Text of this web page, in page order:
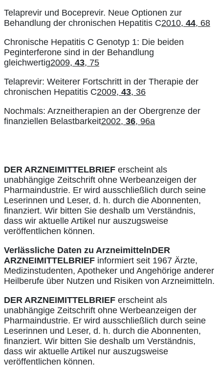
Telaprevir und Boceprevir. Neue Optionen zur
Behandlung der chronischen Hepatitis C2010, 44, 68
Chronische Hepatitis C Genotyp 1: Die beiden
Peginterferone sind in der Behandlung
gleichwertig2009, 43, 75
Telaprevir: Weiterer Fortschritt in der Therapie der
chronischen Hepatitis C2009, 43, 36
Nochmals: Arzneitherapien an der Obergrenze der
finanziellen Belastbarkeit2002, 36, 96a
DER ARZNEIMITTELBRIEF erscheint als
unabhängige Zeitschrift ohne Werbeanzeigen der
Pharmaindustrie. Er wird ausschließlich durch seine
Leserinnen und Leser, d. h. durch die Abonnenten,
finanziert. Wir bitten Sie deshalb um Verständnis,
dass wir aktuelle Artikel nur auszugsweise
veröffentlichen können.
Verlässliche Daten zu ArzneimittelnDER
ARZNEIMITTELBRIEF informiert seit 1967 Ärzte,
Medizinstudenten, Apotheker und Angehörige anderer
Heilberufe über Nutzen und Risiken von Arzneimitteln.
DER ARZNEIMITTELBRIEF erscheint als
unabhängige Zeitschrift ohne Werbeanzeigen der
Pharmaindustrie. Er wird ausschließlich durch seine
Leserinnen und Leser, d. h. durch die Abonnenten,
finanziert. Wir bitten Sie deshalb um Verständnis,
dass wir aktuelle Artikel nur auszugsweise
veröffentlichen können.